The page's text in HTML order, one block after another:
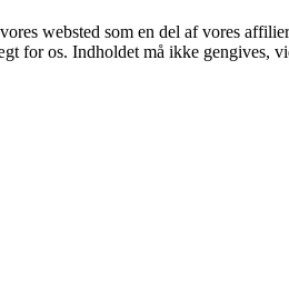
websted som en del af vores
os. Indholdet må ikke gengives,